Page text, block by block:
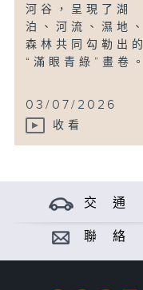
河谷，呈現了湖
泊、河流、濕地、
森林共同勾勒出的
“滿眼青綠”畫卷。
03/07/2026
收看
交 通
聯 絡